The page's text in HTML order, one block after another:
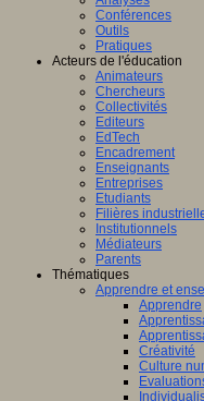
Conférences
Outils
Pratiques
Acteurs de l'éducation
Animateurs
Chercheurs
Collectivités
Editeurs
EdTech
Encadrement
Enseignants
Entreprises
Etudiants
Filières
Institutionnels
Médiateurs
Parents
Thématiques
Apprendre et
Apprendre
Créativité
Culture